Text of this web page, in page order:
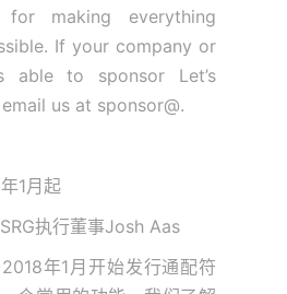
making everything
If your company or
able to sponsor Let’s
us at sponsor@.
1月起
执行董事Josh Aas
年1月开始发行通配符